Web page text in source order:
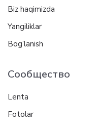
Biz haqimizda
Yangiliklar
Bog’lanish
Сообщество
Lenta
Fotolar